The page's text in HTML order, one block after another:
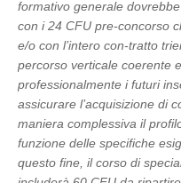
formativo generale
con i 24 CFU pre-concorso
e/o con l’intero con-tratto
percorso verticale coerente
professionalmente i futuri
assicurare l’acquisizione di
maniera complessiva il
funzione delle specifiche
questo fine, il corso di